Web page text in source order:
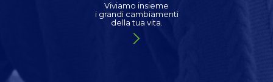
Viviamo insieme
i grandi cambiamenti
della tua vita.